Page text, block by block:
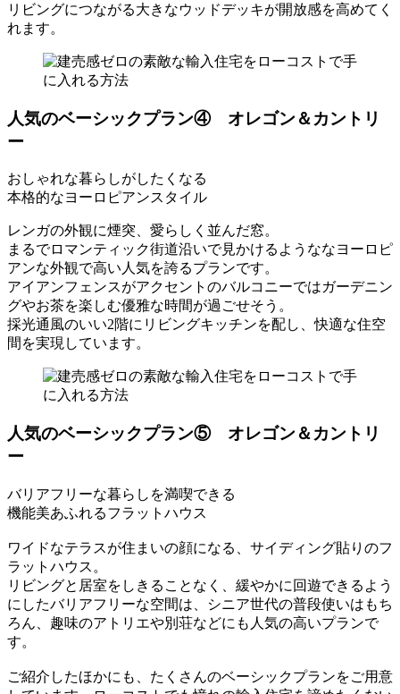
リビングにつながる大きなウッドデッキが開放感を高めてく
れます。
人気のベーシックプラン④ オレゴン＆カントリ
ー
おしゃれな暮らしがしたくなる
本格的なヨーロピアンスタイル
レンガの外観に煙突、愛らしく並んだ窓。
まるでロマンティック街道沿いで見かけるようななヨーロピ
アンな外観で高い人気を誇るプランです。
アイアンフェンスがアクセントのバルコニーではガーデニン
グやお茶を楽しむ優雅な時間が過ごせそう。
採光通風のいい2階にリビングキッチンを配し、快適な住空
間を実現しています。
人気のベーシックプラン⑤ オレゴン＆カントリ
ー
バリアフリーな暮らしを満喫できる
機能美あふれるフラットハウス
ワイドなテラスが住まいの顔になる、サイディング貼りのフ
ラットハウス。
リビングと居室をしきることなく、緩やかに回遊できるよう
にしたバリアフリーな空間は、シニア世代の普段使いはもち
ろん、趣味のアトリエや別荘などにも人気の高いプランで
す。
ご紹介したほかにも、たくさんのベーシックプランをご用意